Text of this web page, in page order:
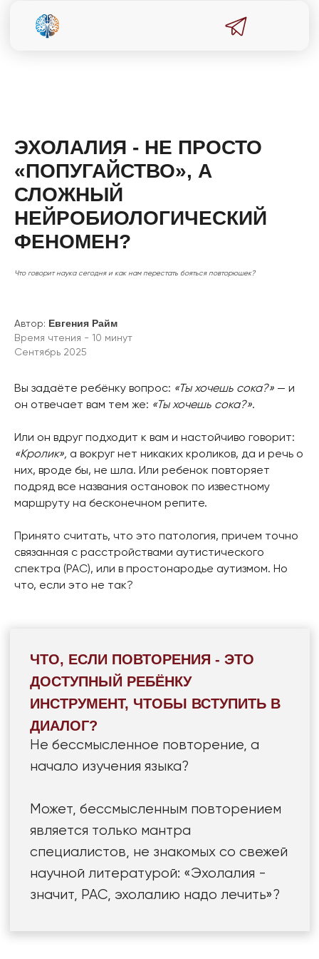
ЭХОЛАЛИЯ - НЕ ПРОСТО
«ПОПУГАЙСТВО», А
СЛОЖНЫЙ
НЕЙРОБИОЛОГИЧЕСКИЙ
ФЕНОМЕН?
Что говорит наука сегодня и как нам перестать бояться повторюшек?
Автор: Евгения Райм
Время чтения - 10 минут
Сентябрь 2025
Вы задаёте ребёнку вопрос: «Ты хочешь сока?» — и
он отвечает вам тем же: «Ты хочешь сока?».
Или он вдруг подходит к вам и настойчиво говорит:
«Кролик», а вокруг нет никаких кроликов, да и речь о
них, вроде бы, не шла. Или ребенок повторяет
подряд все названия остановок по известному
маршруту на бесконечном репите.
Принято считать, что это патология, причем точно
связанная с расстройствами аутистического
спектра (РАС), или в простонародье аутизмом. Но
что, если это не так?
Не бессмысленное повторение, а
начало изучения языка?
Может, бессмысленным повторением
является только мантра
ЧТО, ЕСЛИ ПОВТОРЕНИЯ - ЭТО
ДОСТУПНЫЙ РЕБЁНКУ
ИНСТРУМЕНТ, ЧТОБЫ ВСТУПИТЬ В